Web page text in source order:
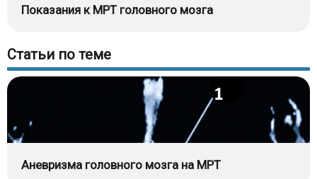
Показания к МРТ головного мозга
Статьи по теме
Аневризма головного мозга на МРТ